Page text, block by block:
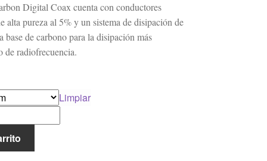
precios:
desde
249,00 €
589,00 €
Digital Coax cuenta con conductores
alta pureza al 5% y un sistema de disipación de
base de carbono para la disipación más
de radiofrecuencia.
Limpiar